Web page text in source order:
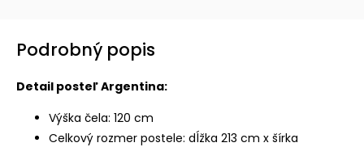
Podrobný popis
Detail posteľ Argentina:
Výška čela: 120 cm
Celkový rozmer postele: dĺžka 213 cm x šírka